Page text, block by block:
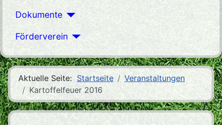
Dokumente
Förderverein
Aktuelle Seite: Startseite
Veranstaltungen
Kartoffelfeuer 2016